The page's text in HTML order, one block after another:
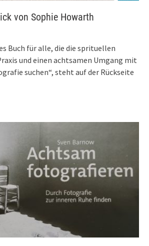
von Sophie Howarth
Buch für alle, die die sprituellen
und einen achtsamen Umgang mit
suchen“, steht auf der Rückseite